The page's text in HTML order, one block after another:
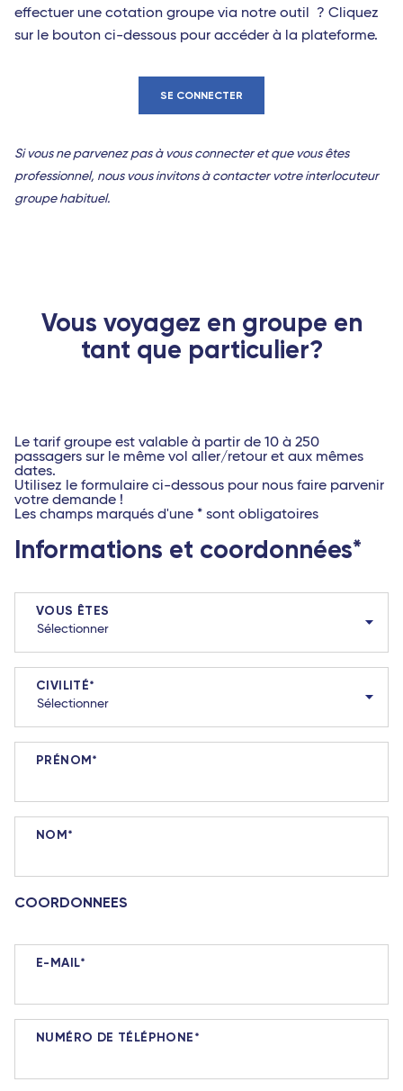
effectuer une cotation groupe via notre outil ? Cliquez
sur le bouton ci-dessous pour accéder à la plateforme.
SE CONNECTER
Si vous ne parvenez pas à vous connecter et que vous êtes
professionnel, nous vous invitons à contacter votre interlocuteur
groupe habituel.
Vous voyagez en groupe en
tant que particulier?
Le tarif groupe est valable à partir de 10 à 250
passagers sur le même vol aller/retour et aux mêmes
dates.
Utilisez le formulaire ci-dessous pour nous faire parvenir
votre demande !
Les champs marqués d'une * sont obligatoires
Informations et coordonnées
VOUS ÊTES
CIVILITÉ
PRÉNOM
NOM
COORDONNEES
E-MAIL
NUMÉRO DE TÉLÉPHONE